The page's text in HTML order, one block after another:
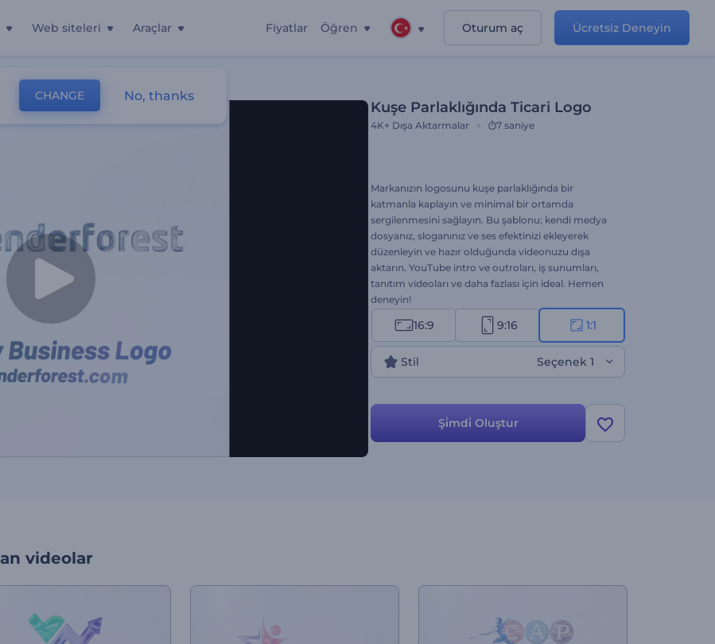
Web siteleri Araçlar Fiyatlar Öğren Oturum aç Ücretsiz Deneyin
Kuşe Parlaklığında Ticari Logo
4K+ Dışa Aktarmalar 7 saniye
Markanızın logosunu kuşe parlaklığında bir
katmanla kaplayın ve minimal bir ortamda
sergilenmesini sağlayın. Bu şablonu; kendi medya
dosyanız, sloganınız ve ses efektinizi ekleyerek
düzenleyin ve hazır olduğunda videonuzu dışa
aktarın. YouTube intro ve outroları, iş sunumları,
tanıtım videoları ve daha fazlası için ideal. Hemen
deneyin!
16:9 9:16 1:1
Stil Seçenek 1
Şi̇mdi̇ Oluştur
videolar
CHANGE No, thanks